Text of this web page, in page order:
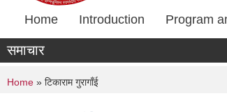
Home Introduction Program
समाचार
You are here
Home » टिकाराम गुरागाँई